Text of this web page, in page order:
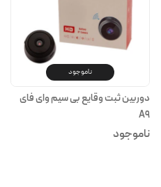
ناموجود
دوربین ثبت وقایع بی سیم وای فای
A9
ناموجود